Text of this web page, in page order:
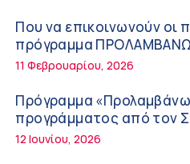
Σπύρος Γεωργαράς –
και Θεραπευτικό
Ο Ελληνικός Ερυθρός
βασικές συμβουλές για
πυρκαγιά
Που να επικοινωνούν οι
πρόγραμμα
παχυσαρκίας
11 Φεβρουαρίου, 2026
Πρόγραμμα
προγράμματος από τον
Δωρεάν προληπτικές
12 Ιουνίου, 2026